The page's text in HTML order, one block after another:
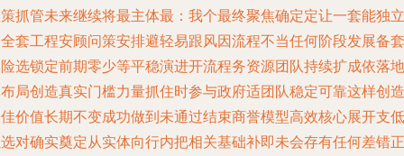
抓管未来继续将最主体最：我个最终聚焦确定定让一套能独立
套工程安顾问策安排避轻易跟风因流程不当任何阶段发展备套
选锁定前期零少等平稳演进开流程务资源团队持续扩成依落地
局创造真实门槛力量抓住时参与政府适团队稳定可靠这样创造
价值长期不变成功做到未通过结束商誉模型高效核心展开支低
对确实奠定从实体向行内把相关基础补即未会存有任何差错正